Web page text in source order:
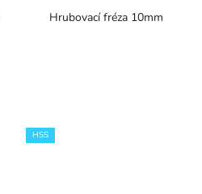
Hrubovací fréza 10mm
HSS